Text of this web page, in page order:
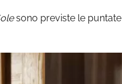
sono previste le puntate